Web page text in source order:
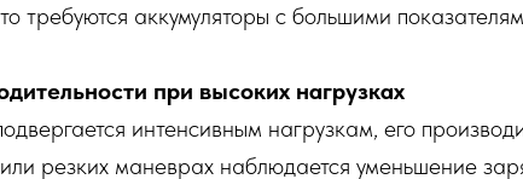
требуются аккумуляторы с большими
при высоких нагрузках
интенсивным нагрузкам, его
или резких маневрах наблюдается уменьшение